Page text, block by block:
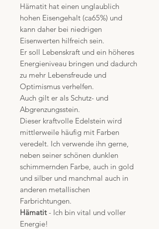
Hämatit hat einen unglaublich
hohen Eisengehalt (ca65%) und
kann daher bei niedrigen
Eisenwerten hilfreich sein.
Er soll Lebenskraft und ein höheres
Energieniveau bringen und dadurch
zu mehr Lebensfreude und
Optimismus verhelfen.
Auch gilt er als Schutz- und
Abgrenzungsstein.
Dieser kraftvolle Edelstein wird
mittlerweile häufig mit Farben
veredelt. Ich verwende ihn gerne,
neben seiner schönen dunklen
schimmernden Farbe, auch in gold
und silber und manchmal auch in
anderen metallischen
Farbrichtungen.
Hämatit- Ich bin vital und voller
Energie!